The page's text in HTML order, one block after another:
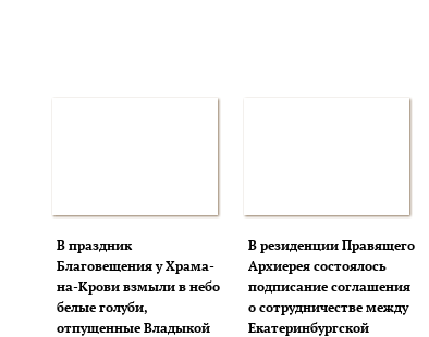
В праздник
Благовещения у Храма-
на-Крови взмыли в небо
белые голуби,
отпущенные Владыкой
В резиденции Правящего
Архиерея состоялось
подписание соглашения
о сотрудничестве между
Екатеринбургской